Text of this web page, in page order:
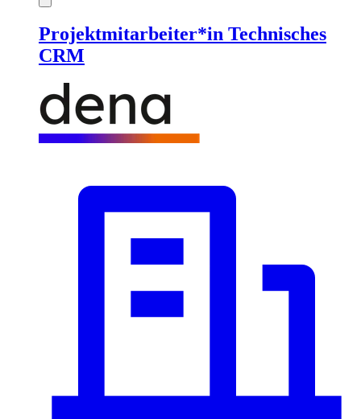
Projektmitarbeiter*in Technisches
CRM